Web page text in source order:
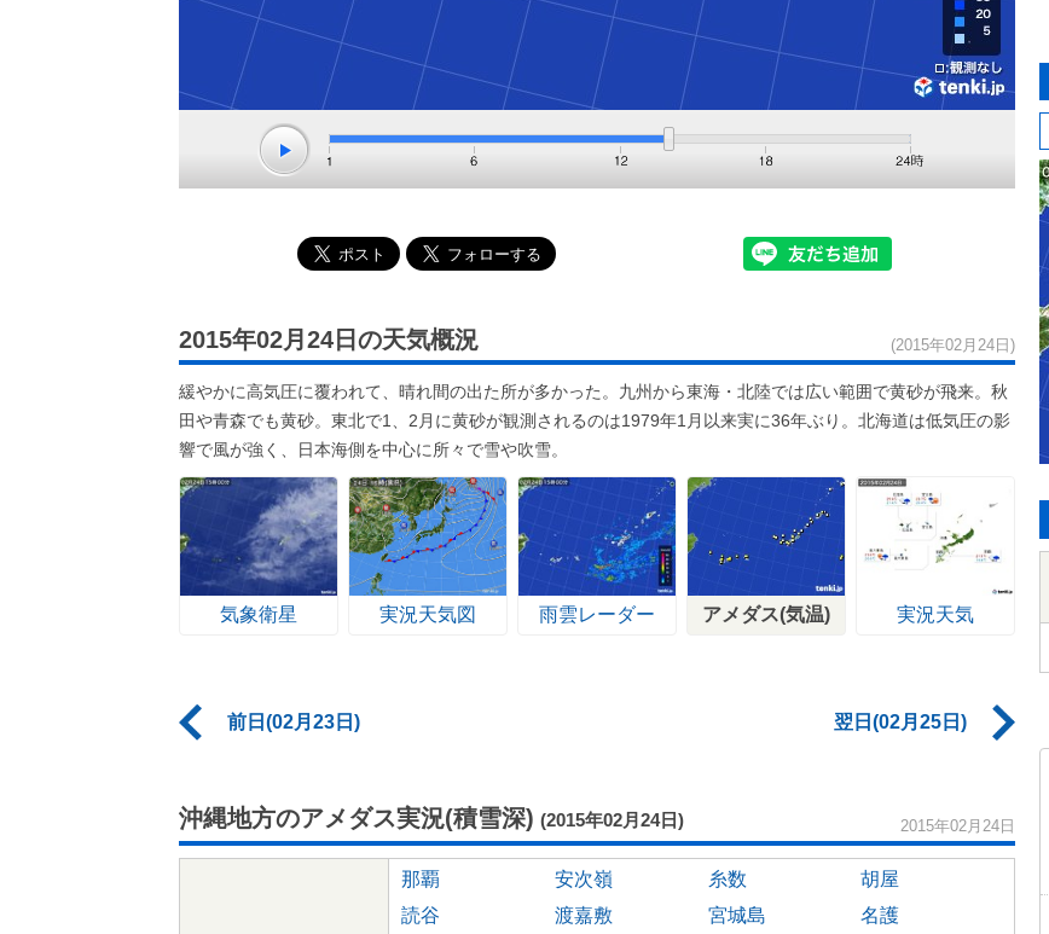
2015年02月24日の天気概況 (2015年02月24日)
緩やかに高気圧に覆われて、晴れ間の出た所が多かった。九州から東海・北陸では広い範囲で黄砂が飛来。秋
田や青森でも黄砂。東北で1、2月に黄砂が観測されるのは1979年1月以来実に36年ぶり。北海道は低気圧の影
響で風が強く、日本海側を中心に所々で雪や吹雪。
気象衛星 実況天気図 雨雲レーダー アメダス(気温) 実況天気
前日(02月23日) 翌日(02月25日)
沖縄地方のアメダス実況(積雪深) (2015年02月24日) 2015年02月24日
那覇 安次嶺 糸数
胡屋
読谷
渡嘉敷 宮城島
名護